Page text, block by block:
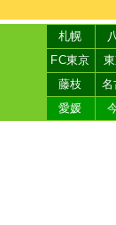
札幌
FC東京
藤枝
名
愛媛